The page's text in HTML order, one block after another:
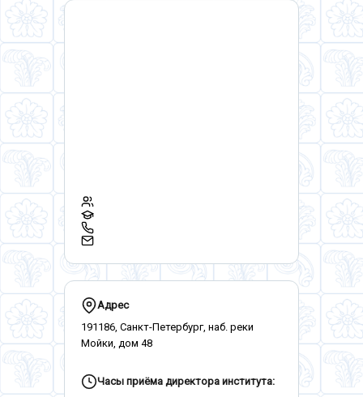
Адрес
191186, Санкт-Петербург, наб. реки
Мойки, дом 48
Часы приёма директора института: